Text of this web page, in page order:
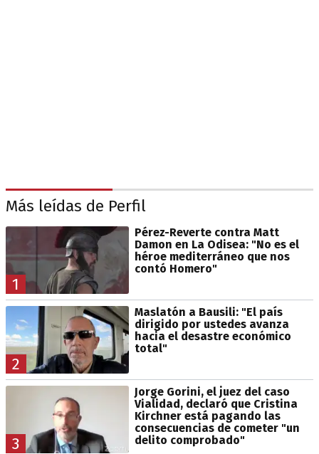
Más leídas de Perfil
1
Pérez-Reverte contra Matt
Damon en La Odisea: "No es el
héroe mediterráneo que nos
contó Homero"
2
Maslatón a Bausili: "El país
dirigido por ustedes avanza
hacia el desastre económico
total"
3
Jorge Gorini, el juez del caso
Vialidad, declaró que Cristina
Kirchner está pagando las
consecuencias de cometer "un
delito comprobado"